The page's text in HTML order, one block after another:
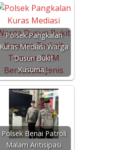
Polsek Pangkalan
Kuras Mediasi Warga
Dusun Bukit
Kusuma…
Polsek Benai Patroli
Malam Antisipasi